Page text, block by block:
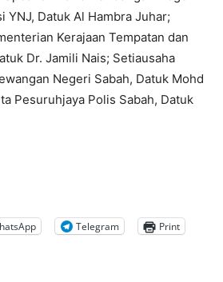
YNJ, Datuk Al Hambra Juhar;
Kerajaan Tempatan dan
Dr. Jamili Nais; Setiausaha
Negeri Sabah, Datuk Mohd
Pesuruhjaya Polis Sabah, Datuk
Telegram Print